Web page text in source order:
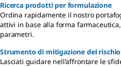
Ricerca prodotti per formulazione
Ordina rapidamente il nostro
attivi in base alla forma
parametri.
Strumento di mitigazione del rischio
Lasciati guidare nell'affrontare le